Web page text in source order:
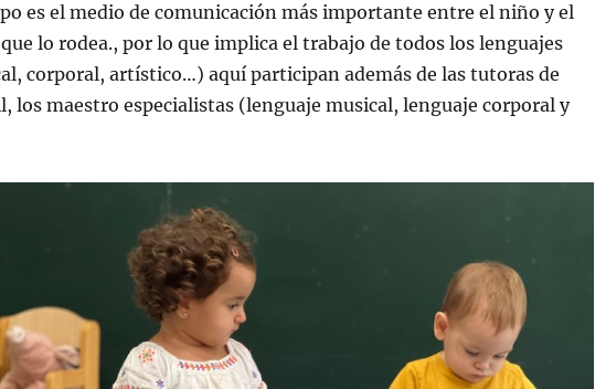
es el medio de comunicación más importante entre el niño y el
lo rodea., por lo que implica el trabajo de todos los lenguajes
corporal, artístico…) aquí participan además de las tutoras de
los maestro especialistas (lenguaje musical, lenguaje corporal y